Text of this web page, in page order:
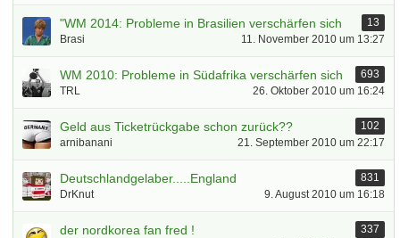
"WM 2014: Probleme in Brasilien verschärfen sich
13
Brasi
11. November 2010 um 13:27
WM 2010: Probleme in Südafrika verschärfen sich
693
TRL
26. Oktober 2010 um 16:24
Geld aus Ticketrückgabe schon zurück??
102
arnibanani
21. September 2010 um 22:17
Deutschlandgelaber.....England
831
DrKnut
9. August 2010 um 16:18
der nordkorea fan fred !
337